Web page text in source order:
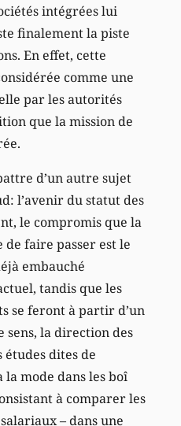
intégrées lui
finalement la piste
En effet, cette
comme une
par les autorités
que la mission de
d’un autre sujet
l’avenir du statut des
le compromis que la
faire passer est le
embauché
tandis que les
se feront à partir d’un
sens, la direction des
études dites de
la mode dans les boî
à comparer les
– dans une